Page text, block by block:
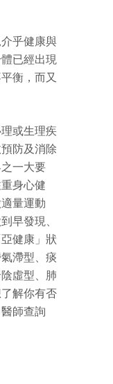
乎健康與
已經出現
衡，而又
或生理疾
防及消除
一大要
身心健
量運動
早發現、
健康」狀
滯型、痰
虛型、肺
解你有否
師查詢